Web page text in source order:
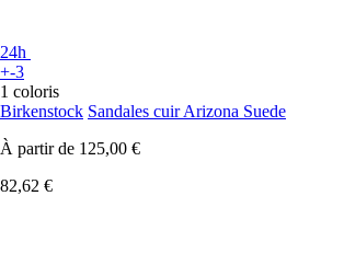
24h
+-3
1 coloris
Birkenstock Sandales cuir Arizona Suede
À partir de 125,00 €
82,62 €